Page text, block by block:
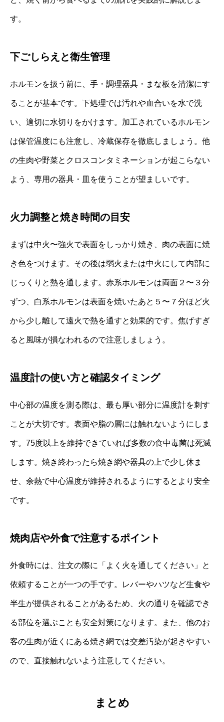
す。
下ごしらえと衛生管理
ホルモンを扱う前に、手・調理器具・まな板を清潔にす
ることが基本です。下処理では汚れや血合いを水で洗
い、適切に水切りをかけます。加工されているホルモン
は保管温度にも注意し、冷蔵保存を徹底しましょう。他
の生肉や野菜とクロスコンタミネーションが起こらない
よう、専用の器具・皿を使うことが望ましいです。
火力調整と焼き時間の目安
まずは中火〜強火で表面をしっかり焼き、肉の表面に焼
き色をつけます。その後は弱火または中火にして内部に
じっくりと熱を通します。赤系ホルモンは両面２〜３分
ずつ、白系ホルモンは表面を焼いたあと５〜７分ほど火
から少し離して遠火で熱を通すと効果的です。焦げすぎ
ると風味が損なわれるので注意しましょう。
温度計の使い方と確認タイミング
中心部の温度を測る際は、最も厚い部分に温度計を刺す
ことが大切です。表面や脂の層には触れないようにしま
す。75度以上を維持できていれば多数の食中毒菌は死滅
します。焼き終わったら焼き網や器具の上で少し休ま
せ、余熱で中心温度が維持されるようにするとより安全
です。
焼肉店や外食で注意するポイント
外食時には、注文の際に「よく火を通してください」と
依頼することが一つの手です。レバーやハツなど生食や
半生が提供されることがあるため、火の通りを確認でき
る部位を選ぶことも安全対策になります。また、他のお
客の生肉が近くにある焼き網では交差汚染が起きやすい
ので、直接触れないよう注意してください。
まとめ